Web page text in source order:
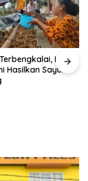
Lahan
Hasilkan Sayur